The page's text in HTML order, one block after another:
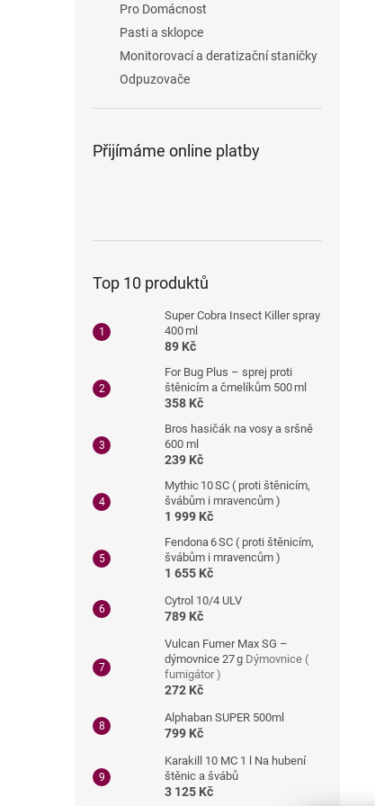
Pro Domácnost
Pasti a sklopce
Monitorovací a deratizační staničky
Odpuzovače
Přijímáme online platby
Top 10 produktů
Super Cobra Insect Killer spray
400 ml
89 Kč
For Bug Plus – sprej proti
štěnicím a čmelíkům 500 ml
358 Kč
Bros hasičák na vosy a sršně
600 ml
239 Kč
Mythic 10 SC ( proti štěnicím,
švábům i mravencům )
1 999 Kč
Fendona 6 SC ( proti štěnicím,
švábům i mravencům )
1 655 Kč
Cytrol 10/4 ULV
789 Kč
Vulcan Fumer Max SG –
dýmovnice 27 g Dýmovnice (
fumigátor )
272 Kč
Alphaban SUPER 500ml
799 Kč
Karakill 10 MC 1 l Na hubení
štěnic a švábů
3 125 Kč